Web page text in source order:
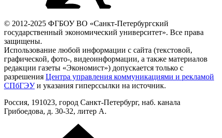
© 2012-2025 ФГБОУ ВО «Санкт-Петербургский
государственный экономический университет». Все права
защищены.
Использование любой информации с сайта (текстовой,
графической, фото-, видеоинформации, а также материалов
редакции газеты «Экономист») допускается только с
разрешения Центра управления коммуникациями и рекламой
СПбГЭУи указания гиперссылки на источник.
Россия, 191023, город Санкт-Петербург, наб. канала
Грибоедова, д. 30-32, литер А.